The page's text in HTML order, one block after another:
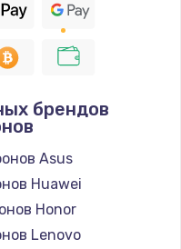
брендов
Asus
Huawei
Honor
Lenovo